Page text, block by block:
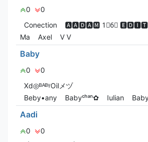
0
0
Conection
🅰🅰🅳🅰🅼 1⃣6⃣ 🅴🅳🅸🆃
Ma
Axel V V
Baby
0
0
Xd◎ᴮᴬᴮᵞОilメヅ
Beby•any
Babyᶜʰᵃⁿ✿ Iulian
Aadi
0
0